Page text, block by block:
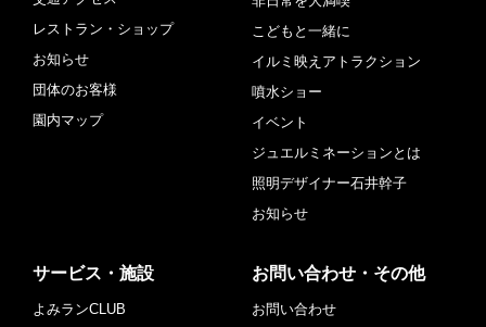
レストラン・ショップ
お知らせ
団体のお客様
園内マップ
こどもと一緒に
イルミ映えアトラクション
噴水ショー
イベント
ジュエルミネーションとは
照明デザイナー石井幹子
お知らせ
サービス・施設
よみランCLUB
お問い合わせ・その他
お問い合わせ